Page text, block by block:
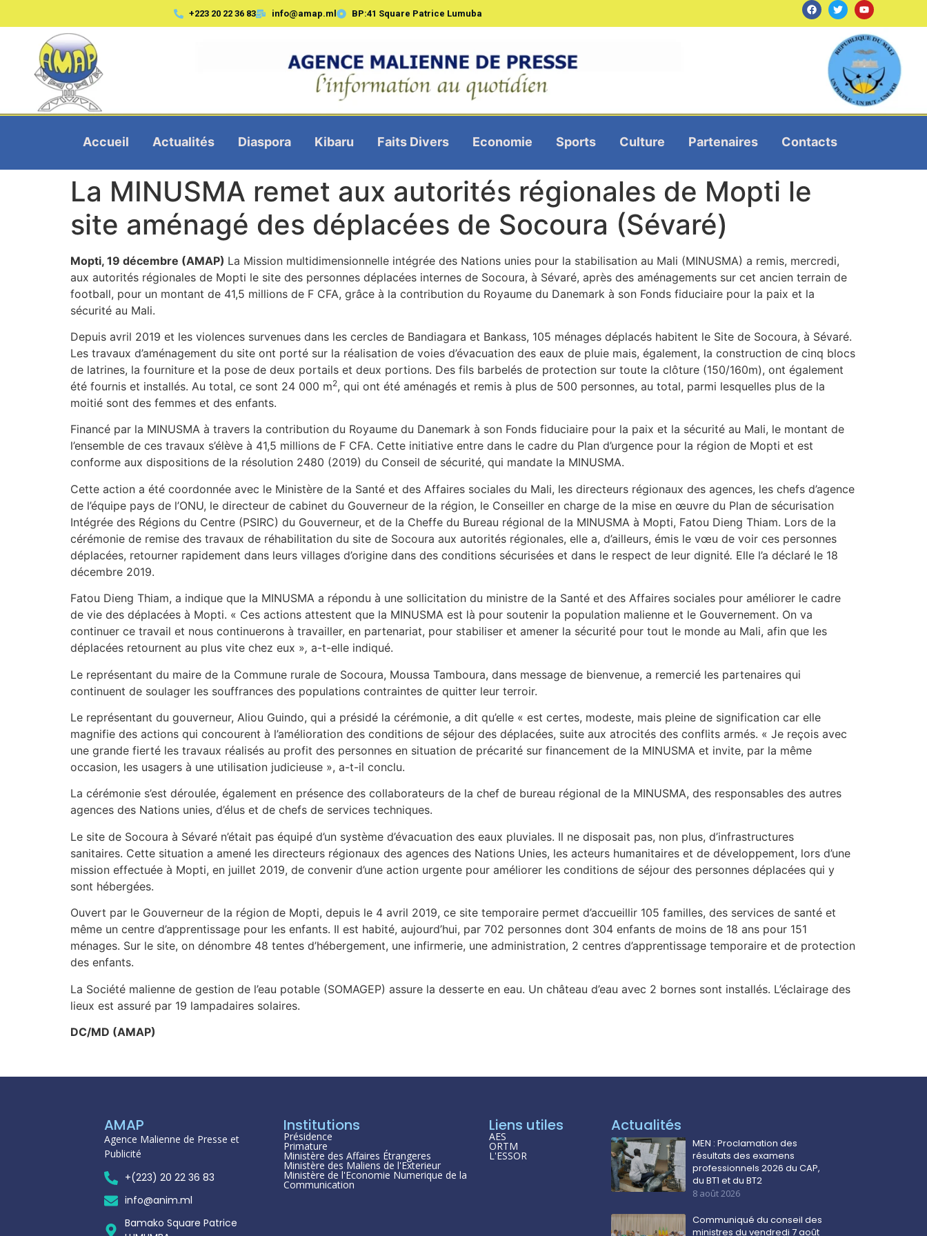
+223 20 22 36 83 info@amap.ml BP:41 Square Patrice Lumuba
Accueil Actualités Diaspora Kibaru Faits Divers Economie Sports Culture Partenaires Contacts
La MINUSMA remet aux autorités régionales de Mopti le
site aménagé des déplacées de Socoura (Sévaré)
Mopti, 19 décembre (AMAP) La Mission multidimensionnelle intégrée des Nations unies pour la stabilisation au Mali (MINUSMA) a remis, mercredi,
aux autorités régionales de Mopti le site des personnes déplacées internes de Socoura, à Sévaré, après des aménagements sur cet ancien terrain de
football, pour un montant de 41,5 millions de F CFA, grâce à la contribution du Royaume du Danemark à son Fonds fiduciaire pour la paix et la
sécurité au Mali.
Depuis avril 2019 et les violences survenues dans les cercles de Bandiagara et Bankass, 105 ménages déplacés habitent le Site de Socoura, à Sévaré.
Les travaux d’aménagement du site ont porté sur la réalisation de voies d’évacuation des eaux de pluie mais, également, la construction de cinq blocs
de latrines, la fourniture et la pose de deux portails et deux portions. Des fils barbelés de protection sur toute la clôture (150/160m), ont également
été fournis et installés. Au total, ce sont 24 000 m2, qui ont été aménagés et remis à plus de 500 personnes, au total, parmi lesquelles plus de la
moitié sont des femmes et des enfants.
Financé par la MINUSMA à travers la contribution du Royaume du Danemark à son Fonds fiduciaire pour la paix et la sécurité au Mali, le montant de
l’ensemble de ces travaux s’élève à 41,5 millions de F CFA. Cette initiative entre dans le cadre du Plan d’urgence pour la région de Mopti et est
conforme aux dispositions de la résolution 2480 (2019) du Conseil de sécurité, qui mandate la MINUSMA.
Cette action a été coordonnée avec le Ministère de la Santé et des Affaires sociales du Mali, les directeurs régionaux des agences, les chefs d’agence
de l’équipe pays de l’ONU, le directeur de cabinet du Gouverneur de la région, le Conseiller en charge de la mise en œuvre du Plan de sécurisation
Intégrée des Régions du Centre (PSIRC) du Gouverneur, et de la Cheffe du Bureau régional de la MINUSMA à Mopti, Fatou Dieng Thiam. Lors de la
cérémonie de remise des travaux de réhabilitation du site de Socoura aux autorités régionales, elle a, d’ailleurs, émis le vœu de voir ces personnes
déplacées, retourner rapidement dans leurs villages d’origine dans des conditions sécurisées et dans le respect de leur dignité. Elle l’a déclaré le 18
décembre 2019.
Fatou Dieng Thiam, a indique que la MINUSMA a répondu à une sollicitation du ministre de la Santé et des Affaires sociales pour améliorer le cadre
de vie des déplacées à Mopti. « Ces actions attestent que la MINUSMA est là pour soutenir la population malienne et le Gouvernement. On va
continuer ce travail et nous continuerons à travailler, en partenariat, pour stabiliser et amener la sécurité pour tout le monde au Mali, afin que les
déplacées retournent au plus vite chez eux », a-t-elle indiqué.
Le représentant du maire de la Commune rurale de Socoura, Moussa Tamboura, dans message de bienvenue, a remercié les partenaires qui
continuent de soulager les souffrances des populations contraintes de quitter leur terroir.
Le représentant du gouverneur, Aliou Guindo, qui a présidé la cérémonie, a dit qu’elle « est certes, modeste, mais pleine de signification car elle
magnifie des actions qui concourent à l’amélioration des conditions de séjour des déplacées, suite aux atrocités des conflits armés. « Je reçois avec
une grande fierté les travaux réalisés au profit des personnes en situation de précarité sur financement de la MINUSMA et invite, par la même
occasion, les usagers à une utilisation judicieuse », a-t-il conclu.
La cérémonie s’est déroulée, également en présence des collaborateurs de la chef de bureau régional de la MINUSMA, des responsables des autres
agences des Nations unies, d’élus et de chefs de services techniques.
Le site de Socoura à Sévaré n’était pas équipé d’un système d’évacuation des eaux pluviales. Il ne disposait pas, non plus, d’infrastructures
sanitaires. Cette situation a amené les directeurs régionaux des agences des Nations Unies, les acteurs humanitaires et de développement, lors d’une
mission effectuée à Mopti, en juillet 2019, de convenir d’une action urgente pour améliorer les conditions de séjour des personnes déplacées qui y
sont hébergées.
Ouvert par le Gouverneur de la région de Mopti, depuis le 4 avril 2019, ce site temporaire permet d’accueillir 105 familles, des services de santé et
même un centre d’apprentissage pour les enfants. Il est habité, aujourd’hui, par 702 personnes dont 304 enfants de moins de 18 ans pour 151
ménages. Sur le site, on dénombre 48 tentes d’hébergement, une infirmerie, une administration, 2 centres d’apprentissage temporaire et de protection
des enfants.
La Société malienne de gestion de l’eau potable (SOMAGEP) assure la desserte en eau. Un château d’eau avec 2 bornes sont installés. L’éclairage des
lieux est assuré par 19 lampadaires solaires.
DC/MD (AMAP)
AMAP
Agence Malienne de Presse et
Publicité
+(223) 20 22 36 83
info@anim.ml
Bamako Square Patrice
Institutions
Présidence
Primature
Ministère des Affaires Étrangeres
Ministère des Maliens de l'Exterieur
Ministère de l'Economie Numerique de la
Communication
Liens utiles
AES
ORTM
L'ESSOR
Actualités
MEN : Proclamation des
résultats des examens
professionnels 2026 du CAP,
du BT1 et du BT2
8 août 2026
Communiqué du conseil des
ministres du vendredi 7 août